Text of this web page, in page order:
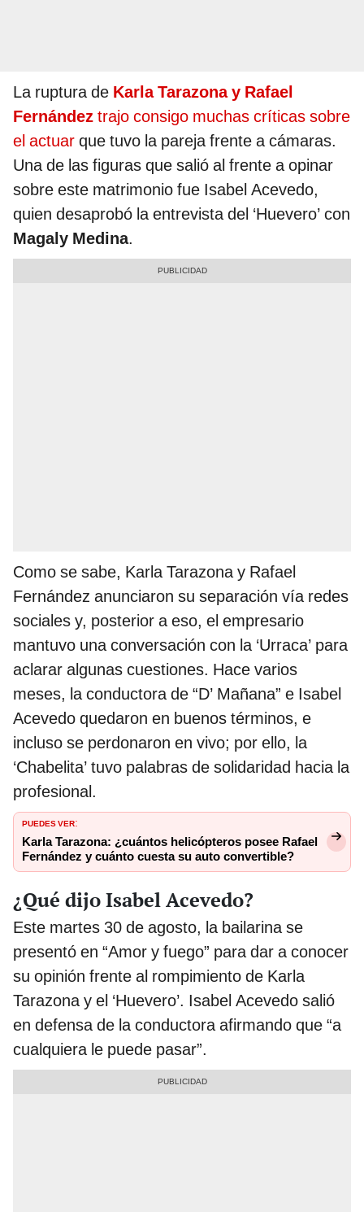
La ruptura de Karla Tarazona y Rafael
Fernández trajo consigo muchas críticas sobre
el actuar que tuvo la pareja frente a cámaras.
Una de las figuras que salió al frente a opinar
sobre este matrimonio fue Isabel Acevedo,
quien desaprobó la entrevista del ‘Huevero’ con
Magaly Medina.
Como se sabe, Karla Tarazona y Rafael
Fernández anunciaron su separación vía redes
sociales y, posterior a eso, el empresario
mantuvo una conversación con la ‘Urraca’ para
aclarar algunas cuestiones. Hace varios
meses, la conductora de “D’ Mañana” e Isabel
Acevedo quedaron en buenos términos, e
incluso se perdonaron en vivo; por ello, la
‘Chabelita’ tuvo palabras de solidaridad hacia la
profesional.
PUEDES VER:
Karla Tarazona: ¿cuántos helicópteros posee Rafael
Fernández y cuánto cuesta su auto convertible?
¿Qué dijo Isabel Acevedo?
Este martes 30 de agosto, la bailarina se
presentó en “Amor y fuego” para dar a conocer
su opinión frente al rompimiento de Karla
Tarazona y el ‘Huevero’. Isabel Acevedo salió
en defensa de la conductora afirmando que “a
cualquiera le puede pasar”.